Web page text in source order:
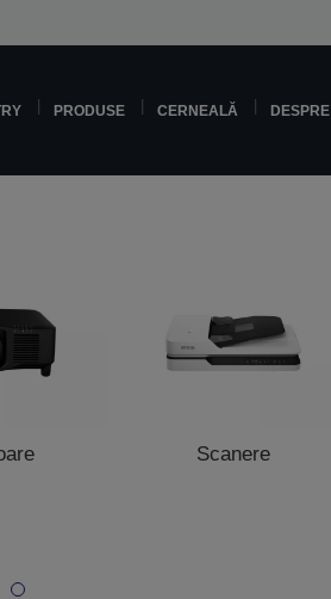
PRODUSE CERNEALĂ DESPRE
Scanere